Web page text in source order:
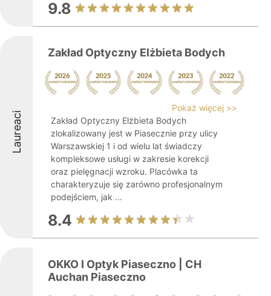
9.8
Laureaci
Zakład Optyczny Elżbieta Bodych
Pokaż więcej >>
Zakład Optyczny Elżbieta Bodych
zlokalizowany jest w Piasecznie przy ulicy
Warszawskiej 1 i od wielu lat świadczy
kompleksowe usługi w zakresie korekcji
oraz pielęgnacji wzroku. Placówka ta
charakteryzuje się zarówno profesjonalnym
podejściem, jak ...
8.4
OKKO I Optyk Piaseczno | CH
Auchan Piaseczno